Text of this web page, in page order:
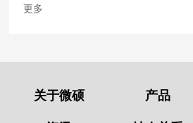
格，国巨也通知称，即日起厚膜电阻
更多
关于微硕 产品